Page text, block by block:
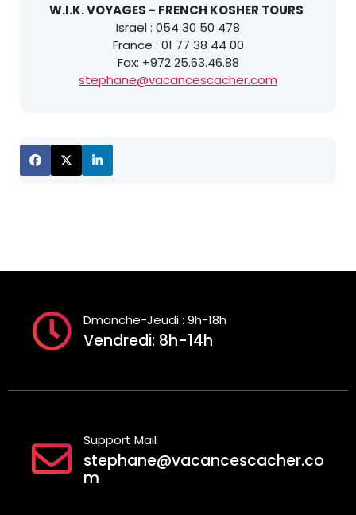
W.I.K. VOYAGES - FRENCH KOSHER TOURS
Israel : 054 30 50 478
France : 01 77 38 44 00
Fax: +972 25.63.46.88
stephane@vacancescacher.com
Dmanche-Jeudi : 9h-18h
Vendredi: 8h-14h
Support Mail
stephane@vacancescacher.co
m